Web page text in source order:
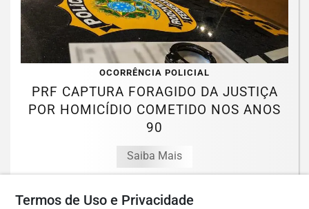
OCORRÊNCIA POLICIAL
PRF CAPTURA FORAGIDO DA JUSTIÇA
POR HOMICÍDIO COMETIDO NOS ANOS
90
Saiba Mais
Termos de Uso e Privacidade